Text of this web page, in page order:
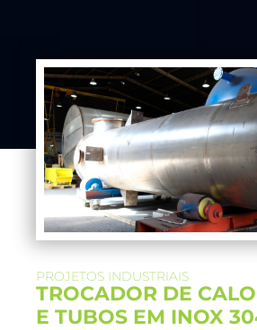
PROJETOS INDUSTRIAIS
TROCADOR DE
E TUBOS EM INOX